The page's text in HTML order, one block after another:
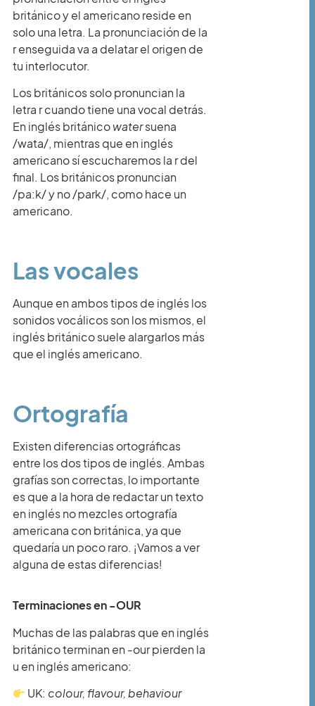
británico y el americano reside en
solo una letra. La pronunciación de la
r enseguida va a delatar el origen de
tu interlocutor.
Los británicos solo pronuncian la
letra r cuando tiene una vocal detrás.
En inglés británicowatersuena
/wata/, mientras que en inglés
americano sí escucharemos la r del
final. Los británicos pronuncian
/pa:k/ y no /park/, como hace un
americano.
Las vocales
Aunque en ambos tipos de inglés los
sonidos vocálicos son los mismos, el
inglés británico suele alargarlos más
que el inglés americano.
Ortografía
Existen diferencias ortográficas
entre los dos tipos de inglés. Ambas
grafías son correctas, lo importante
es que a la hora de redactar un texto
en inglés no mezcles ortografía
americana con británica, ya que
quedaría un poco raro. ¡Vamos a ver
alguna de estas diferencias!
Terminaciones en -OUR
Muchas de las palabras que en inglés
británico terminan en -our pierden la
u en inglés americano:
UK: colour, flavour, behaviour